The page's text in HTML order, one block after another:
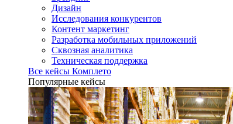
Дизайн
Исследования конкурентов
Контент маркетинг
Разработка мобильных приложений
Сквозная аналитика
Техническая поддержка
Все кейсы Комплето
Популярные кейсы